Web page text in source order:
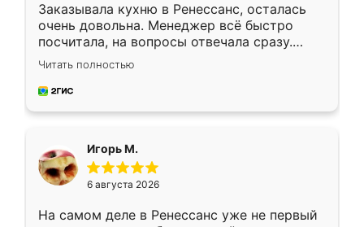
Заказывала кухню в Ренессанс, осталась
очень довольна. Менеджер всё быстро
посчитала, на вопросы отвечала сразу.
Замерщик приехал в субботу, подошёл к
делу со всей ответственностью. Собрали
за день, ребята работали аккуратно, даже
Читать полностью
Игорь М.
6 августа 2026
На самом деле в Ренессанс уже не первый